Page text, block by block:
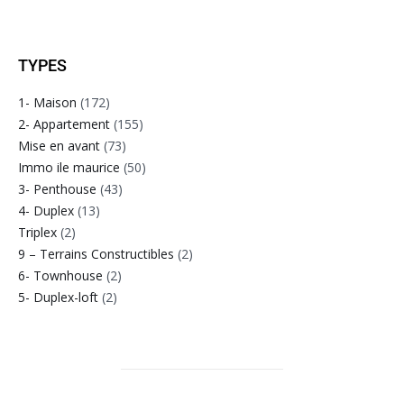
TYPES
1- Maison (172)
2- Appartement (155)
Mise en avant (73)
Immo ile maurice (50)
3- Penthouse (43)
4- Duplex (13)
Triplex (2)
9 – Terrains Constructibles (2)
6- Townhouse (2)
5- Duplex-loft (2)